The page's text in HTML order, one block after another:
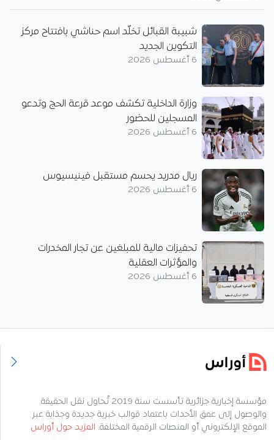
شبيبة القبائل تخلّد اسم حناشي بافتتاح مركز
التكوين الجديد
6 أغسطس 2026
وزارة الداخلية تكشف موعد قرعة الحج وتدعو
المسجلين للحضور
6 أغسطس 2026
ريال مدريد يحسم مستقبل فينيسيوس
6 أغسطس 2026
تحفيزات مالية للمبلغين عن تجار المخدرات
والمؤثرات العقلية
6 أغسطس 2026
مؤسسة إخبارية جزائرية تأسست سنة 2019 تُحاول نقل الحقيقة
والوصول إلى عمق الأحداث باعتماد قوالب خبرية جديدة وجذابة عبر
الموقع الإلكتروني أو المنصات الرقمية المختلفة. المزيد حول أوراس